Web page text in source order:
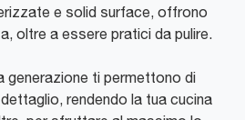
e solid surface, offrono
oltre a essere pratici da pulire.
generazione ti permettono di
rendendo la tua cucina